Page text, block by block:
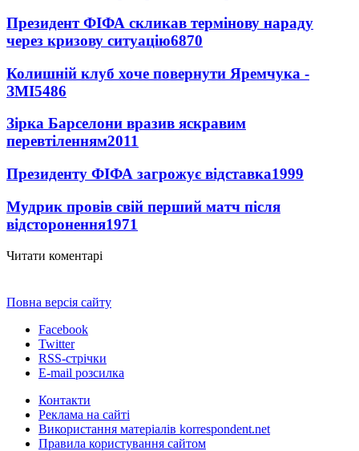
Президент ФІФА скликав термінову нараду
через кризову ситуацію6870
Колишній клуб хоче повернути Яремчука -
ЗМІ5486
Зірка Барселони вразив яскравим
перевтіленням2011
Президенту ФІФА загрожує відставка1999
Мудрик провів свій перший матч після
відсторонення1971
Читати коментарі
Повна версія сайту
Facebook
Twitter
RSS-стрічки
E-mail розсилка
Контакти
Реклама на сайті
Використання матеріалів korrespondent.net
Правила користування сайтом